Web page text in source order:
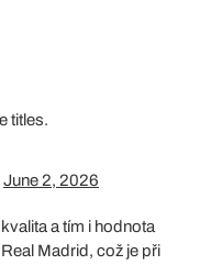
titles.
June 2, 2026
a tím i hodnota
Madrid, což je při